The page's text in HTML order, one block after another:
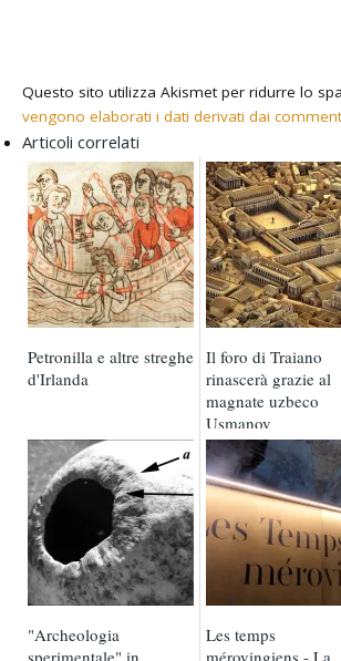
Questo sito utilizza Akismet per ridurre lo
vengono elaborati i dati derivati dai
Articoli correlati
Petronilla e altre streghe
d'Irlanda
Il foro di Traiano
rinascerà grazie al
magnate uzbeco
Usmanov
"Archeologia
sperimentale" in
Les temps
mérovingiens - La